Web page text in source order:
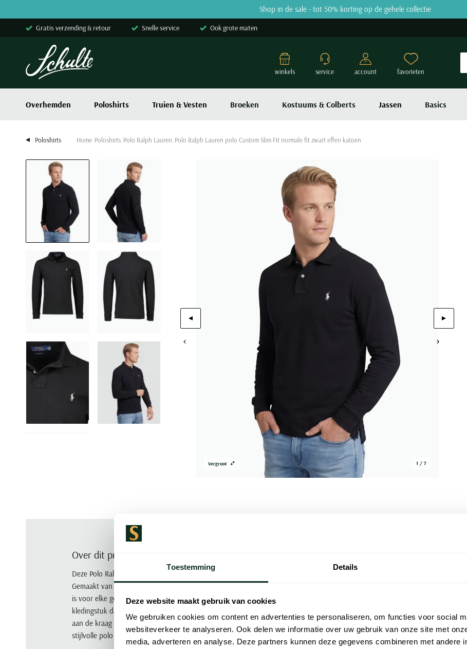
Toestemming Details
Deze website maakt gebruik van cookies
We gebruiken cookies om content en advertenties te personaliseren, om functies voor social
websiteverkeer te analyseren. Ook delen we informatie over uw gebruik van onze site met
media, adverteren en analyse. Deze partners kunnen deze gegevens combineren met andere
Shop in de sale - tot 50% korting op de gehele collectie
Gratis verzending & retour Snelle service Ook grote maten
Overhemden Poloshirts Truien & Vesten Broeken Kostuums & Colberts Jassen Basics
winkels service account favorieten
Poloshirts Home Poloshirts Polo Ralph Lauren Polo Ralph Lauren polo Custom Slim Fit normale fit zwart effen katoen
Vergroot 1 / 7
Over dit product
Deze Polo Ralph Lauren Custom Slim Fit polo is een musthave voor elke modebewuste man.
Gemaakt van 100% katoen biedt deze polo een comfortabele en ademende pasvorm die ideaal
is voor elke gelegenheid. De lange mouwen en de effen zwarte kleur maken het een veelzijdig
kledingstuk dat gemakkelijk te combineren is met verschillende outfits. Met de twee knopen
aan de kraag krijgt deze polo een klassieke uitstraling die nooit uit de mode raakt. Voeg deze
stijlvolle polo toe aan je garderobe en ervaar het zelf.
Merk
Lijn